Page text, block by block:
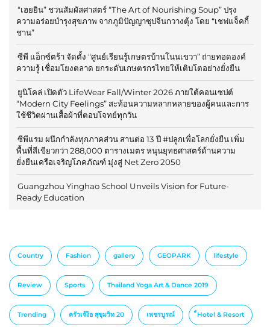
“เฮยยิน” ชวนสัมผัสศาสตร์ “The Art of Nourishing Soup” ปรุง
ความอร่อยบำรุงสุขภาพ จากภูมิปัญญาซุปจีนกวางตุ้ง โดย “เชฟแจ็คกี้
ชาน”
ซีพี แอ็กซ์ตร้า จัดตั้ง “ศูนย์เรียนรู้เกษตรบ้านโนนเขวา” ถ่ายทอดองค์
ความรู้ เชื่อมโยงตลาด ยกระดับเกษตรกรไทยให้เติบโตอย่างยั่งยืน
ยูนิโคล่ เปิดตัว LifeWear Fall/Winter 2026 ภายใต้คอนเซปต์
“Modern City Feelings” สะท้อนความหลากหลายของผู้คนและการ
ใช้ชีวิตผ่านเสื้อผ้าที่ตอบโจทย์ทุกวัน
ซีพีแรม ผนึกกำลังทุกภาคส่วน สานต่อ 13 ปี #ปลูกเพื่อโลกยั่งยืน เพิ่ม
พื้นที่สีเขียวกว่า 288,000 ตารางเมตร หนุนยุทธศาสตร์ด้านความ
ยั่งยืนเครือเจริญโภคภัณฑ์ มุ่งสู่ Net Zero 2050
Guangzhou Yinghao School Unveils Vision for Future-
Ready Education
Country Fashion gallery GEOPARK lifestyle
Review Sports Thailand Yoga Art & Dance 2019
Trending ครัวเจ๊ง้อ สุขุมวิท 20 เพชรบูรณ์ ็Hotel & Resort